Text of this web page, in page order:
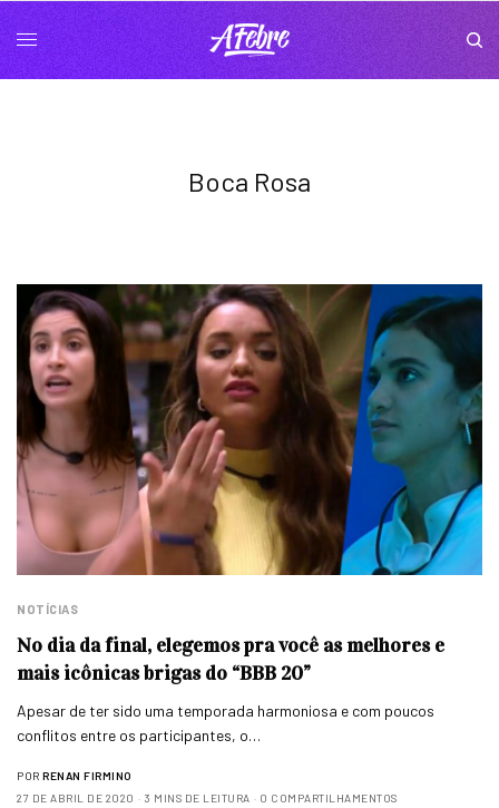
Boca Rosa
NOTÍCIAS
No dia da final, elegemos pra você as melhores e
mais icônicas brigas do “BBB 20”
Apesar de ter sido uma temporada harmoniosa e com poucos
conflitos entre os participantes, o…
POR RENAN FIRMINO
27 DE ABRIL DE 2020
3 MINS DE LEITURA 0 COMPARTILHAMENTOS